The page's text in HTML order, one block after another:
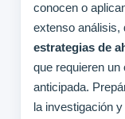
conocen o
extenso análisis,
estrategias de
que requieren un
anticipada.
la investigación